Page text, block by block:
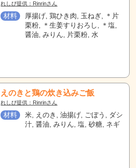
れしぴ提供：Rinrinさん
材料
厚揚げ, 鶏ひき肉, 玉ねぎ, ＊片
栗粉, ＊生姜すりおろし, ＊塩,
醤油, みりん, 片栗粉, 水
えのきと鶏の炊き込みご飯
れしぴ提供：Rinrinさん
材料
米, えのき, 油揚げ, ごぼう, ダシ
汁, 醤油, みりん, 塩, 砂糖, ネギ